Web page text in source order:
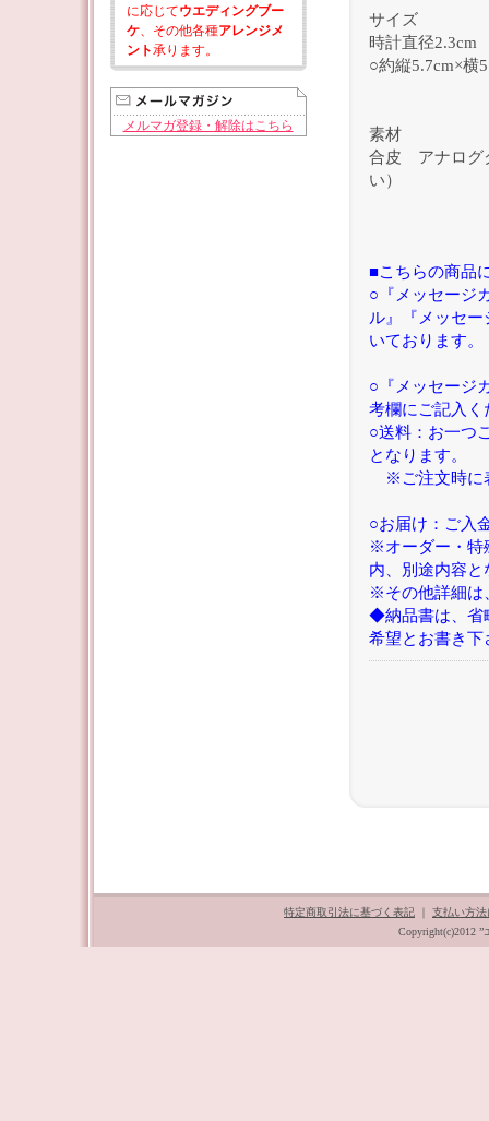
に応じてウエディングブー
ケ、その他各種アレンジメ
ント承ります。
メルマガ登録・解除はこちら
サイズ
時計直径2.3cm
○約縦5.7cm×
素材
合皮 アナログ
い）
■こちらの商品
○『メッセージ
ル』『メッセ
いております
○『メッセージ
考欄にご記入く
○送料：お一つ
となります。
※ご注文時に
○お届け：ご入
※オーダー・特
内、別途内容
※その他詳細は
◆納品書は、省
希望とお書き下
特定商取引法に基づく表記
支払い方
Copyright(c)2012